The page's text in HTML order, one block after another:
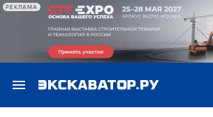
РЕКЛАМА